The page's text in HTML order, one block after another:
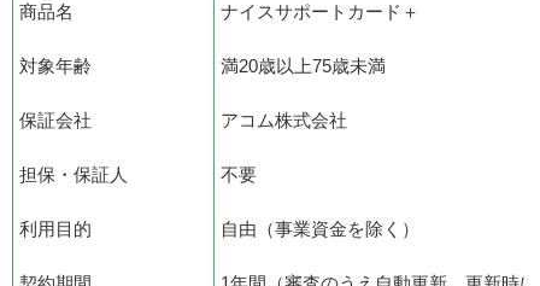
商品名 ナイスサポートカード＋
対象年齢 満20歳以上75歳未満
保証会社 アコム株式会社
担保・保証人 不要
利用目的 自由（事業資金を除く）